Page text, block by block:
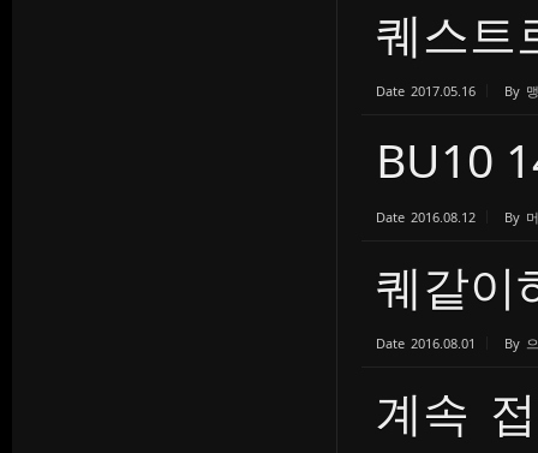
퀘스트
Date 2017.05.16 By
BU10
Date 2016.08.12 By
퀘같이
Date 2016.08.01 By
계속